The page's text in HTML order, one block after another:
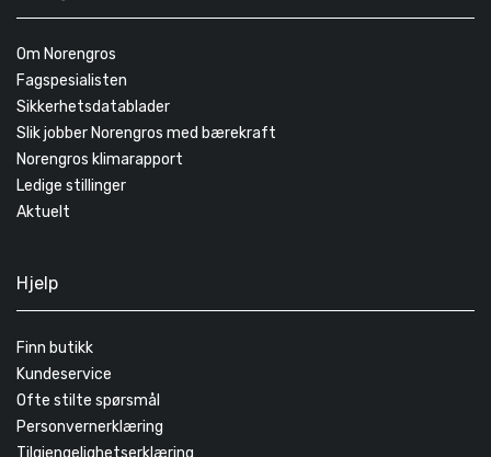
Om Norengros
Fagspesialisten
Sikkerhetsdatablader
Slik jobber Norengros med bærekraft
Norengros klimarapport
Ledige stillinger
Aktuelt
Hjelp
Finn butikk
Kundeservice
Ofte stilte spørsmål
Personvernerklæring
Tilgjengelighetserklæring